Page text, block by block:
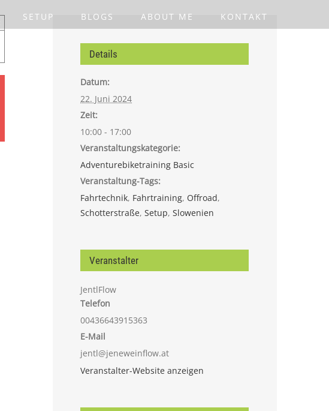
SETUP BLOGS ABOUT ME KONTAKT
Details
Datum:
22. Juni 2024
Zeit:
10:00 - 17:00
Veranstaltungskategorie:
Adventurebiketraining Basic
Veranstaltung-Tags:
Fahrtechnik, Fahrtraining, Offroad,
Schotterstraße,Setup,Slowenien
Veranstalter
JentlFlow
Telefon
00436643915363
E-Mail
jentl@jeneweinflow.at
Veranstalter-Website anzeigen